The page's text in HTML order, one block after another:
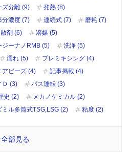
ズ分離 (9)
発熱 (8)
分濃度 (7) 連続式 (7)
磨耗 (7)
剤 (6)
溶媒 (5)
ジーナノRMB (5)
洗浄 (5)
濡れ (5)
プレミキシング (4)
アビーズ (4)
記事掲載 (4)
Ｄ (3)
パス運転 (3)
史 (2)
メカノケミカル (2)
ミル多筒式TSG,LSG (2) 粘度 (2)
全部見る